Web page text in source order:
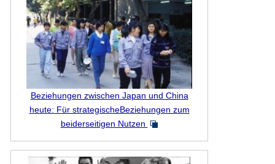
Beziehungen zwischen Japan und China
heute: Für strategischeBeziehungen zum
beiderseitigen Nutzen